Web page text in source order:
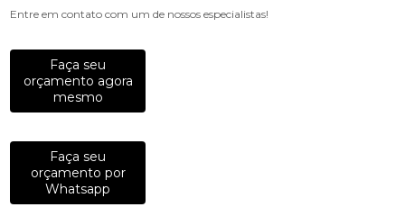
Entre em contato com um de nossos especialistas!
Faça seu
orçamento agora
mesmo
Faça seu
orçamento por
Whatsapp